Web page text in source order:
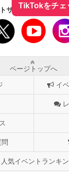
TikTokをチェ
サーチをフォローし
ページトップへ
イ
人気イベントランキ